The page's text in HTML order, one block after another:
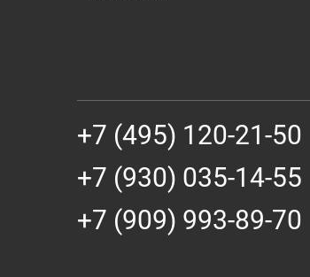
+7 (495) 120-21-50
+7 (930) 035-14-55
+7 (909) 993-89-70